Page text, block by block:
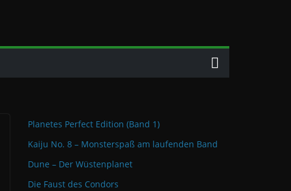
Planetes Perfect Edition (Band 1)
Kaiju No. 8 – Monsterspaß am laufenden Band
Dune – Der Wüstenplanet
Die Faust des Condors